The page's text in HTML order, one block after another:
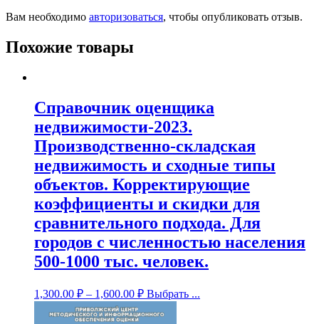
Вам необходимо авторизоваться, чтобы опубликовать отзыв.
Похожие товары
Справочник оценщика
недвижимости-2023.
Производственно-складская
недвижимость и сходные типы
объектов. Корректирующие
коэффициенты и скидки для
сравнительного подхода. Для
городов с численностью населения
500-1000 тыс. человек.
1,300.00 ₽ – 1,600.00 ₽ Выбрать ...